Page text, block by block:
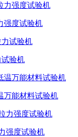
强度试验机
验机
万能材料试验机
强度试验机